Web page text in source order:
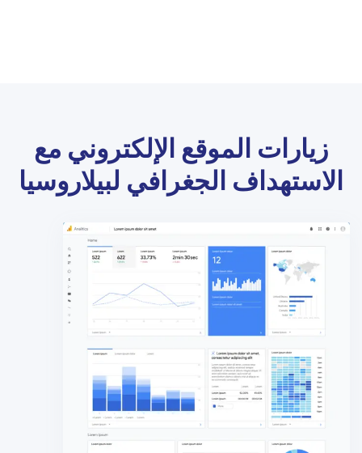
زيارات الموقع الإلكتروني مع
الاستهداف الجغرافي لبيلاروسيا